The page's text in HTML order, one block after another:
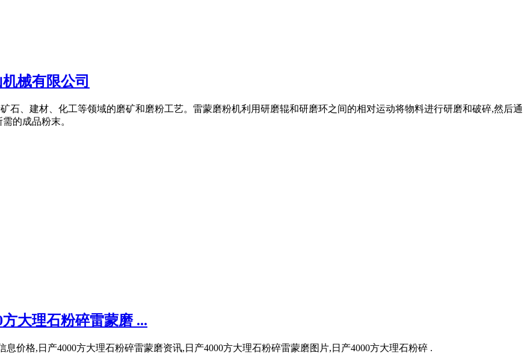
械有限公司
石、建材、化工等领域的磨矿和磨粉工艺。雷蒙磨粉机利用研磨辊和研磨环之间的相对运动将物料进行研磨和破碎,然后通
的成品粉末。
大理石粉碎雷蒙磨 ...
价格,日产4000方大理石粉碎雷蒙磨资讯,日产4000方大理石粉碎雷蒙磨图片,日产4000方大理石粉碎 .